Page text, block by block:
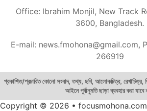
Office: Ibrahim Monjil, New Track
3600, Bangladesh.
E-mail: news.fmohona@gmail.com,
266919
প্রকাশিত/প্রচারিত কোনো সংবাদ, তথ্য, ছবি, আলোকচিত্র, রেখাচিত্র,
আইনে পূর্বানুমতি ছাড়া ব্যবহার করা যাবে
Copyright © 2026 •